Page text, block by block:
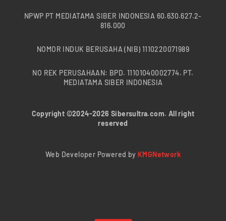
NPWP PT MEDIATAMA SIBER INDONESIA 60.630.627.2-
816.000
NOMOR INDUK BERUSAHA (NIB) 1110220071989
NO REK PERUSAHAAN: BPD. 11101040002774. PT.
MEDIATAMA SIBER INDONESIA
Copyright ©2024-2026 Sibersultra.com. All right
reserved
Web Developer Powered by KMGNetwork